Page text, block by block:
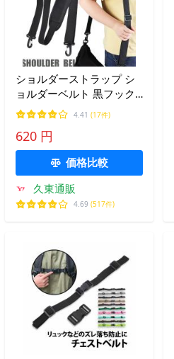
ショルダーストラップ シ
ョルダーベルト 黒フック
単品 太め バッグ ショルダ
ーストラップ 肩パッド 交
換 メンズ ストラップ 黒
4.41 (17件)
620 円
価格比較
久東通販
4.69 (517件)